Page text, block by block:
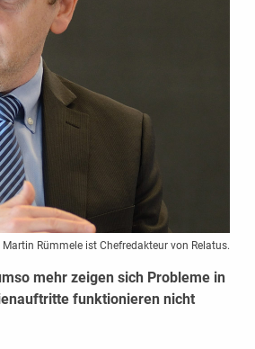
Martin Rümmele ist Chefredakteur von Relatus.
mehr zeigen sich Probleme in
funktionieren nicht